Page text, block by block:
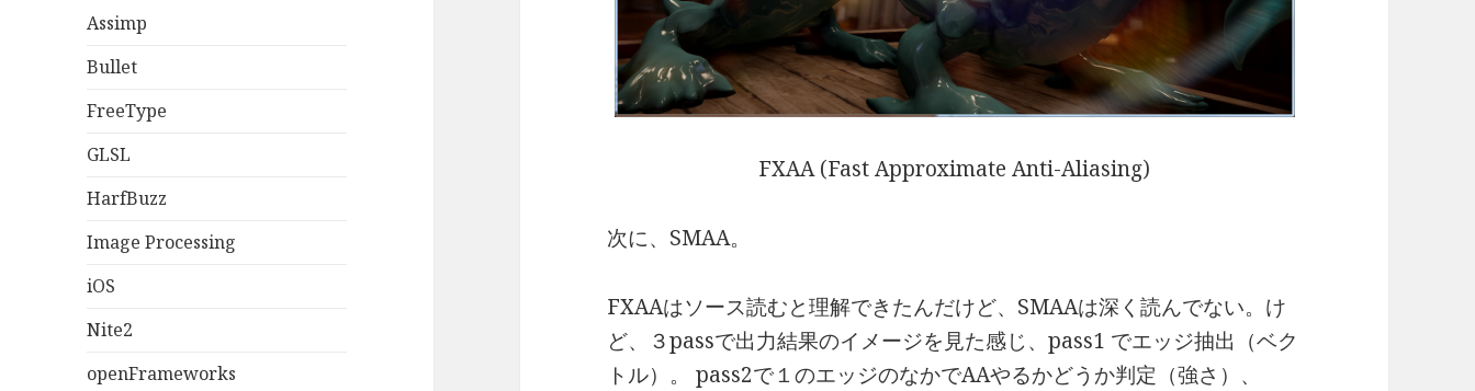
Assimp
Bullet
FreeType
GLSL
HarfBuzz
Image Processing
iOS
Nite2
openFrameworks
FXAA (Fast Approximate Anti-Aliasing)
次に、SMAA。
FXAAはソース読むと理解できたんだけど、SMAAは深く読んでない。け
ど、３passで出力結果のイメージを見た感じ、pass1 でエッジ抽出（ベク
トル）。 pass2で１のエッジのなかでAAやるかどうか判定（強さ）、